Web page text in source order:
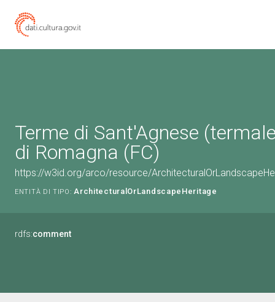
Terme di Sant'Agnese
di Romagna (FC)
https://w3id.org/arco/resource/
ENTITÀ DI TIPO: ArchitecturalOrLandscapeHeritage
rdfs:comment